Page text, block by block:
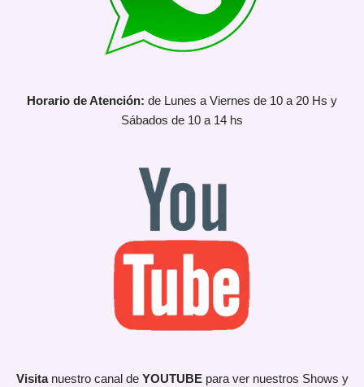
Horario de Atención: de Lunes a Viernes de 10 a 20 Hs y
Sábados de 10 a 14 hs
Visita nuestro canal de YOUTUBEpara ver nuestros Shows y